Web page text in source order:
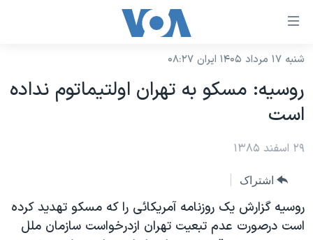
لینکهای
دسترسی
جهش
به
محتوای
اصلی
اصلی
جهش
نسخه سبک وب‌سایت
موضوع ها
ایران
آمریکا
جهان
ورزشی
برنامه های تلویزیونی
جدول برنامه ها
صفحه‌های ویژه
جام جهانی ۲۰۲۶
فرکانس‌های صدای آمریکا
شنبه ۱۷ مرداد ۱۴۰۵ ایران ۰۸:۲۷
روسيه: مسکو به تهران اولتيماتوم نداده
است
۲۹ اسفند ۱۳۸۵
اشتراک
روسيه گزارش يک روزنامه آمريکائی را که مسکو تهديد کرده
است درصورت عدم تبعيت تهران ازدرخواست سازمان ملل